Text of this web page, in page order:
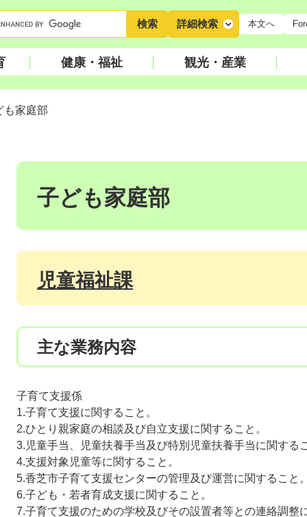
詳細検索 本文へ
健康・福祉 観光・産業
も家庭部
本
子ども家庭部
児童福祉課
主な業務内容
子育て支援係
1.子育て支援に関すること。
2.ひとり親家庭の相談及び自立支援に関すること。
3.児童手当、児童扶養手当及び特別児童扶養手当に関する
4.支援対象児童等に関すること。
5.香芝市子育て支援センターの管理及び運営に関すること
6.子ども・若者育成支援に関すること。
7.子育て支援のための学校及びその設置者等との連絡調整